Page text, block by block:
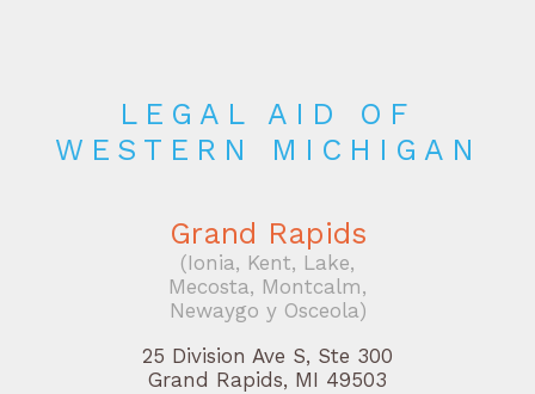
LEGAL AID OF
WESTERN MICHIGAN
Grand Rapids
(Ionia, Kent, Lake,
Mecosta, Montcalm,
Newaygo y Osceola)
25 Division Ave S, Ste 300
Grand Rapids, MI 49503